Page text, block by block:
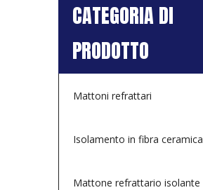
CATEGORIA DI
PRODOTTO
Mattoni refrattari
Isolamento in fibra ceramica
Mattone refrattario isolante